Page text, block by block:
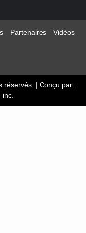
Partenaires
Vidéos
réservés. | Conçu par :